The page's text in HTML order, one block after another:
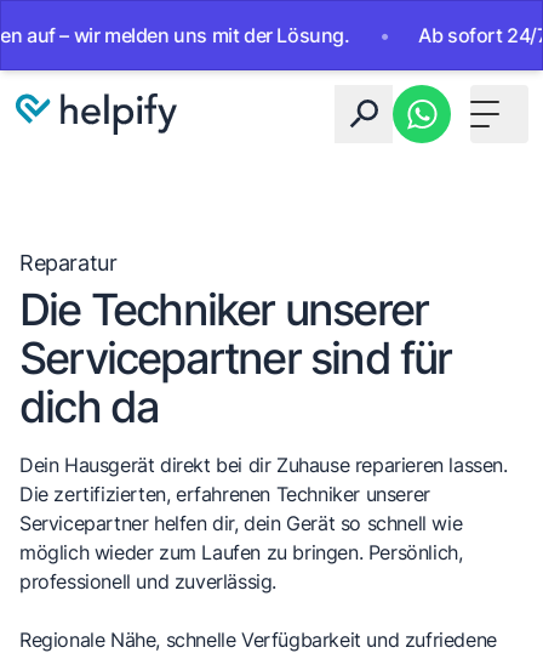
wir melden uns mit der Lösung. • Ab sofort 24/7
Toggle
Reparatur
Die Techniker unserer
Servicepartner sind für
dich da
Dein Hausgerät direkt bei dir Zuhause reparieren lassen.
Die zertifizierten, erfahrenen Techniker unserer
Servicepartner helfen dir, dein Gerät so schnell wie
möglich wieder zum Laufen zu bringen. Persönlich,
professionell und zuverlässig.
Regionale Nähe, schnelle Verfügbarkeit und zufriedene